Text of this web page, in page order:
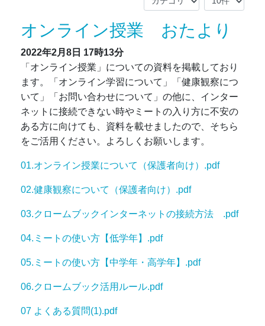
オンライン授業 おたより
2022年2月8日 17時13分
「オンライン授業」についての資料を掲載しており
ます。「オンライン学習について」「健康観察につ
いて」「お問い合わせについて」の他に、インター
ネットに接続できない時やミートの入り方に不安の
ある方に向けても、資料を載せましたので、そちら
をご活用ください。よろしくお願いします。
01.オンライン授業について（保護者向け）.pdf
02.健康観察について（保護者向け）.pdf
03.クロームブックインターネットの接続方法 .pdf
04.ミートの使い方【低学年】.pdf
05.ミートの使い方【中学年・高学年】.pdf
06.クロームブック活用ルール.pdf
07 よくある質問(1).pdf